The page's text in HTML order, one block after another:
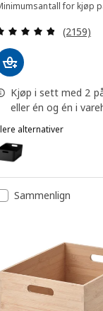
for kjøp
(2159)
Kjøp i sett med 2
eller én og én i
alternativer
Sammenlign